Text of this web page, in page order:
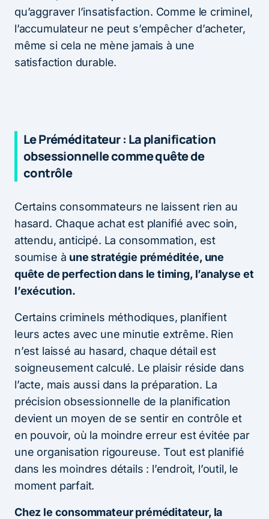
qu’aggraver l’insatisfaction. Comme le criminel,
l’accumulateur ne peut s’empêcher d’acheter,
même si cela ne mène jamais à une
satisfaction durable.
Le Préméditateur : La planification
obsessionnelle comme quête de
contrôle
Certains consommateurs ne laissent rien au
hasard. Chaque achat est planifié avec soin,
attendu, anticipé. La consommation, est
soumise à une stratégie préméditée, une
quête de perfection dans le timing, l’analyse et
l’exécution.
Certains criminels méthodiques, planifient
leurs actes avec une minutie extrême. Rien
n’est laissé au hasard, chaque détail est
soigneusement calculé. Le plaisir réside dans
l’acte, mais aussi dans la préparation. La
précision obsessionnelle de la planification
devient un moyen de se sentir en contrôle et
en pouvoir, où la moindre erreur est évitée par
une organisation rigoureuse. Tout est planifié
dans les moindres détails : l’endroit, l’outil, le
moment parfait.
Chez le consommateur préméditateur, la